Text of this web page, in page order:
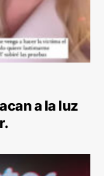
a la luz